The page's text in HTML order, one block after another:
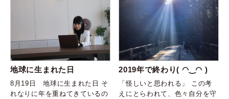
地球に生まれた日
8月19日 地球に生まれた日 そ
れなりに年を重ねてきているの
2019年で終わり( ◠‿◠ )
「怪しいと思われる」 この考
えにとらわれて、色々自分を守